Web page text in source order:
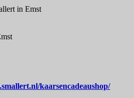
in Emst
kaarsencadeaushop/